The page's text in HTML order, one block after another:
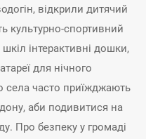
відкрили дитячий
культурно-спортивний
інтерактивні дошки,
для нічного
села часто приїжджають
аби подивитися на
Про безпеку у громаді